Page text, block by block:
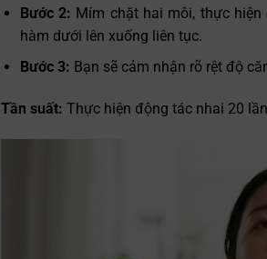
Bước 2: Mím chặt hai môi, thực
hàm dưới lên xuống liên tục.
Bước 3: Bạn sẽ cảm nhận rõ rệt độ
Tần suất: Thực hiện động tác nhai 20